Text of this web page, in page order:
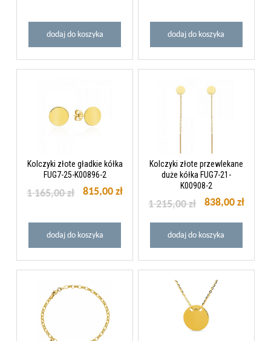
dodaj do koszyka dodaj do koszyka
Kolczyki złote gładkie kółka
FUG7-25-K00896-2
815,00 zł
1 165,00 zł
dodaj do koszyka
Kolczyki złote przewlekane
duże kółka FUG7-21-
K00908-2
838,00 zł
1 215,00 zł
dodaj do koszyka